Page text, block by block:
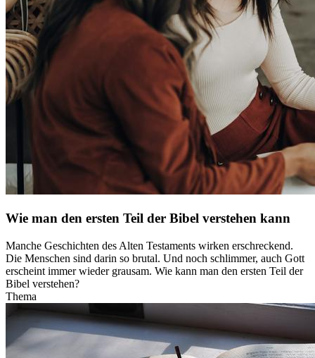
Wie man den ersten Teil der Bibel verstehen kann
Manche Geschichten des Alten Testaments wirken erschreckend.
Die Menschen sind darin so brutal. Und noch schlimmer, auch Gott
erscheint immer wieder grausam. Wie kann man den ersten Teil der
Bibel verstehen?
Thema